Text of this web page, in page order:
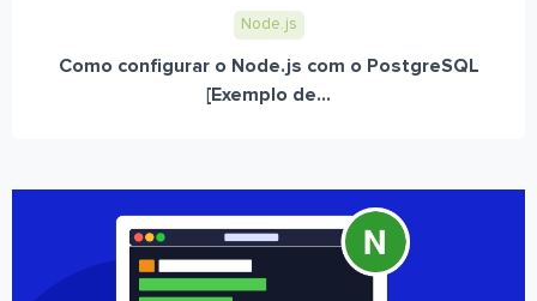
Node.js
Como configurar o Node.js com o PostgreSQL
[Exemplo de...